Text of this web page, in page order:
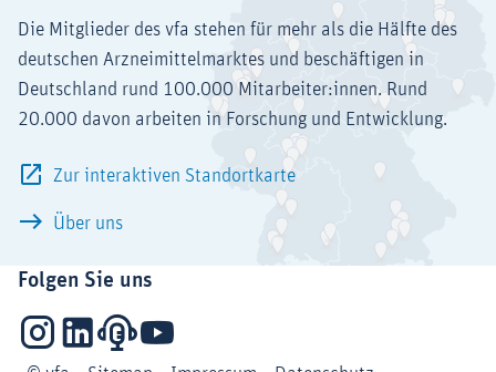
Die Mitglieder des vfa stehen für mehr als die Hälfte des
deutschen Arzneimittelmarktes und beschäftigen in
Deutschland rund 100.000 Mitarbeiter:innen. Rund
20.000 davon arbeiten in Forschung und Entwicklung.
Zur interaktiven Standortkarte
Über uns
Folgen Sie uns
InstagramLinkedInPodcastsYouTube